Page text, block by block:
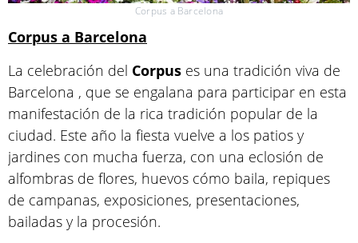
Corpus a Barcelona
Corpus a Barcelona
La celebración del Corpus es una tradición viva de
Barcelona , que se engalana para participar en esta
manifestación de la rica tradición popular de la
ciudad. Este año la fiesta vuelve a los patios y
jardines con mucha fuerza, con una eclosión de
alfombras de flores, huevos cómo baila, repiques
de campanas, exposiciones, presentaciones,
bailadas y la procesión.